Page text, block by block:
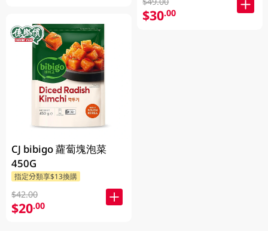
CJ bibigo 蘿蔔塊泡菜
450G
指定分類享$13換購
$42.00
$20.00
$30.00